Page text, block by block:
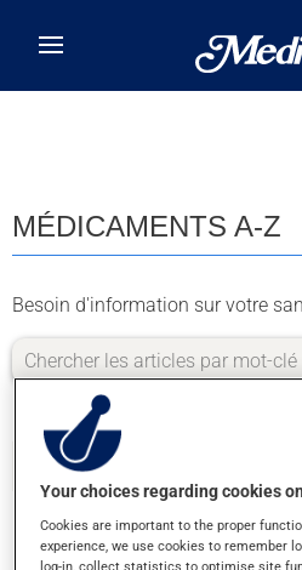
MÉDICAMENTS A-Z
Besoin d'information sur votre
Your choices regarding cookies
Cookies are important to the proper
experience, we use cookies to remember